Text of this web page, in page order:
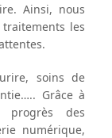
Ainsi, nous
les
soins de
Grâce à
progrès des
numérique,